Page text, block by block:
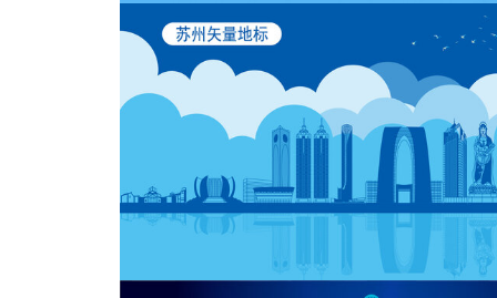
南京蓝色商务风城市建筑插画